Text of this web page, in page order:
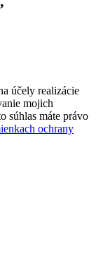
účely realizácie
mojich
súhlas máte právo
ochrany